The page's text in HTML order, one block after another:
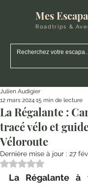
Mes
Roadtrips &
La Régalante :
tracé vélo et
Véloroute
Julien Audigier
12 mars 2024 15 min de lecture
Dernière mise à jour : 27
Noté NaN étoiles sur
La Régalante